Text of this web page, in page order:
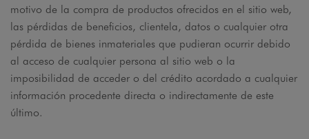
motivo de la compra de productos ofrecidos en el sitio web,
las pérdidas de beneficios, clientela, datos o cualquier otra
pérdida de bienes inmateriales que pudieran ocurrir debido
al acceso de cualquier persona al sitio web o la
imposibilidad de acceder o del crédito acordado a cualquier
información procedente directa o indirectamente de este
último.